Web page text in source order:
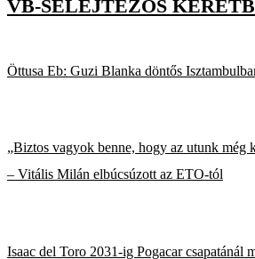
VB-SELEJTEZŐS
Öttusa Eb: Guzi Blanka döntős
„Biztos vagyok benne, hogy az utunk még
– Vitális Milán elbúcsúzott az ETO-tól
Isaac del Toro 2031-ig Pogacar csapatánál